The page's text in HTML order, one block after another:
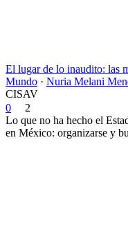
El lugar de lo inaudito: las
Mundo · Nuria Melani
CISAV
0
2
Lo que no ha hecho el
en México: organizarse y